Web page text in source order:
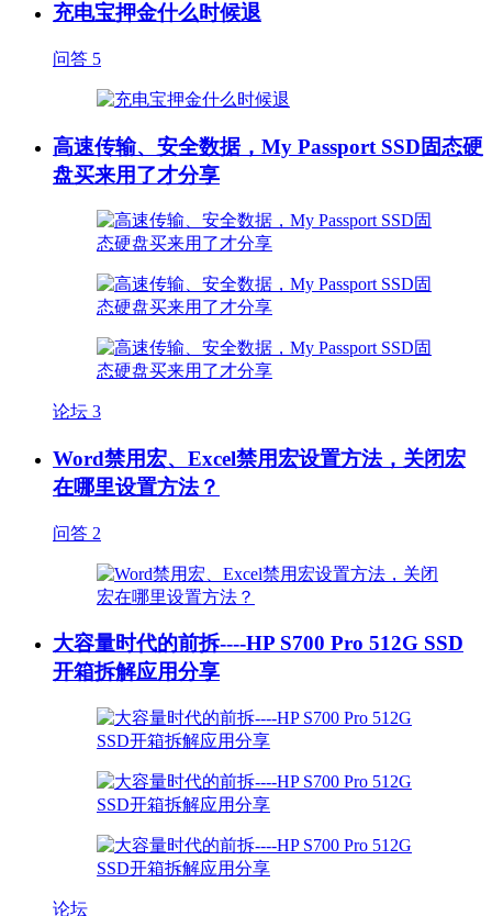
充电宝押金什么时候退
问答 5
高速传输、安全数据，My Passport SSD固态硬
盘买来用了才分享
论坛 3
Word禁用宏、Excel禁用宏设置方法，关闭宏
在哪里设置方法？
问答 2
大容量时代的前拆----HP S700 Pro 512G SSD
开箱拆解应用分享
论坛